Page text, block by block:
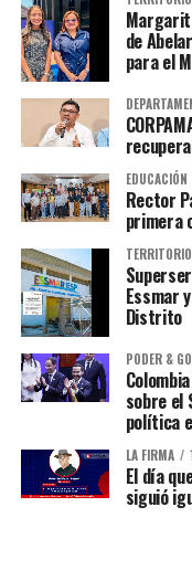
de
para el
EDUCACIÓN
Rector
primera
Essmar
Distrito
PODER &
sobre el
política
LA FIRMA
El día
siguió